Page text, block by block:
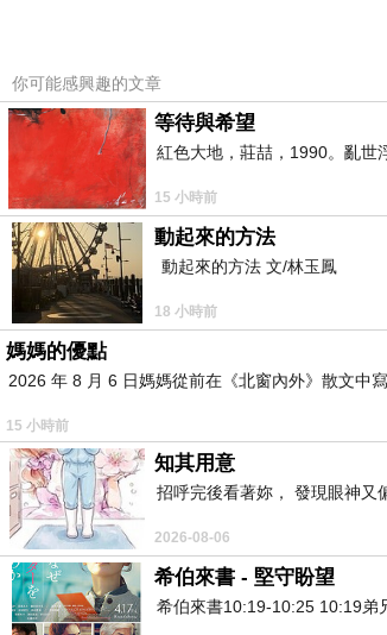
你可能感興趣的文章
等待與希望
紅色大地，莊喆，1990。亂世
15 小時前
動起來的方法
動起來的方法 文/林玉鳳
18 小時前
媽媽的優點
2026 年 8 月 6 日媽媽從前在《北窗內外》散文中
15 小時前
知其用意
招呼完後看著妳， 發現眼神又
2026-08-06
希伯來書 - 堅守盼望
希伯來書10:19-10:25 10:19弟